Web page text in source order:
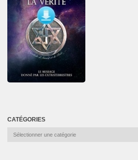
CATÉGORIES
Catégories